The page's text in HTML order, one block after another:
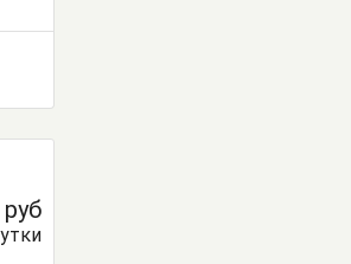
руб